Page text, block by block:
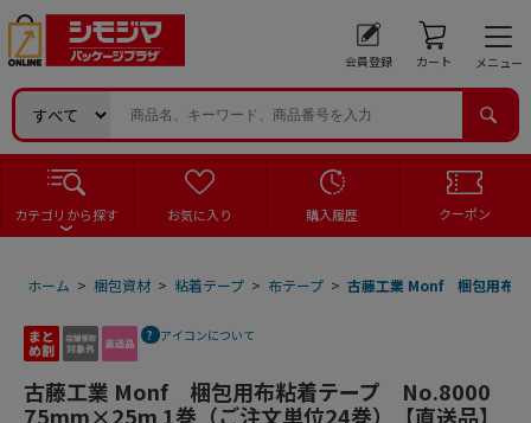
会員登録 カート メニュー
カテゴリから探す お気に入り 購入履歴 クーポン
ホーム > 梱包資材 > 粘着テープ > 布テープ > 古藤工業 Monf 梱包用布
アイコンについて
古藤工業 Monf 梱包用布粘着テープ No.8000
75mm×25m 1巻（ご注文単位24巻）【直送品】